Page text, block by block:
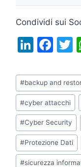
Condividi sui
Li
k
e
dI
n
F
c
e
b
o
o
k
Tag
articolo:
#backup and
#cyber attacchi
#Cyber Security
#Protezione Dati
#sicurezza